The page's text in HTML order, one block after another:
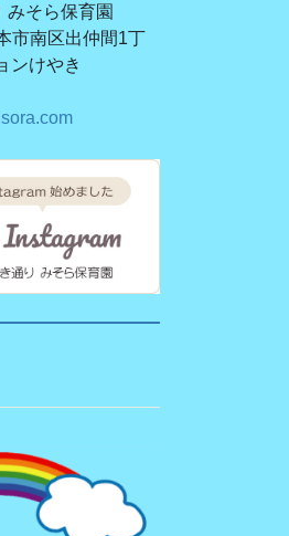
みそら保育園
市南区出仲間1丁
ンけやき